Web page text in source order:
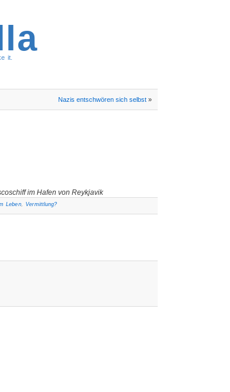
it.
Nazis entschwören sich selbst»
im Hafen von Reykjavik
Leben,Vermittlung?